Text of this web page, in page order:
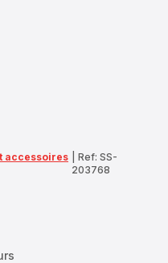
accessoires
Ref: SS-
203768